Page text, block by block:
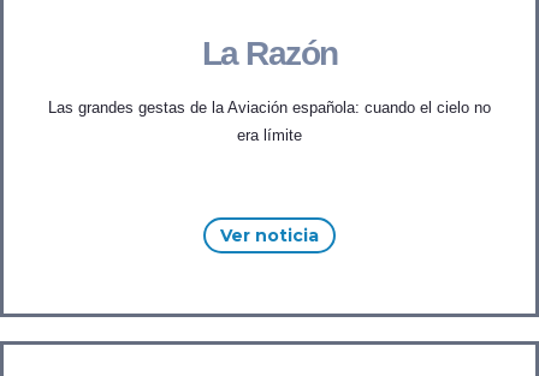
La Razón
Las grandes gestas de la Aviación española: cuando el cielo no
era límite
Ver noticia